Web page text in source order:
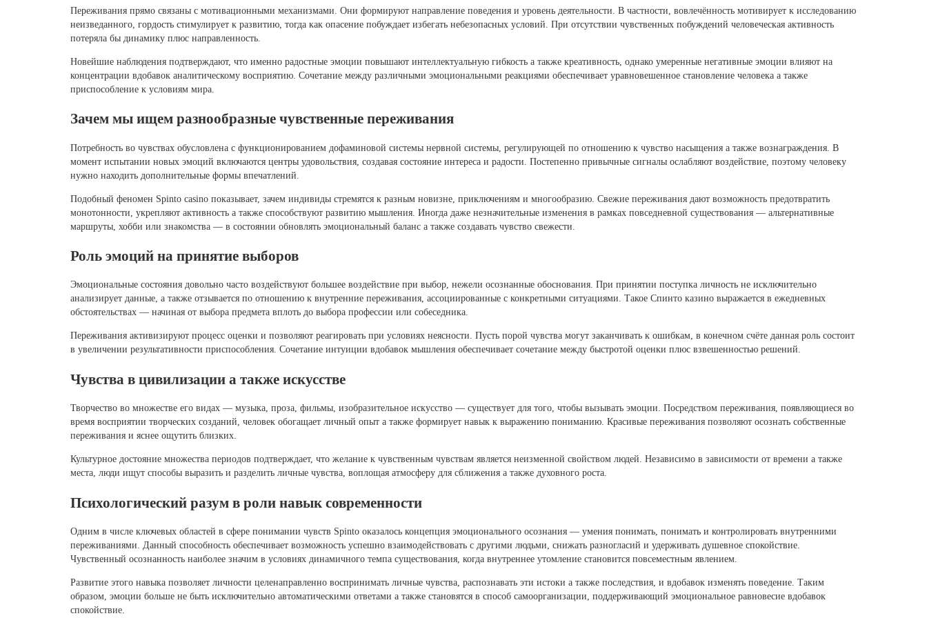
Переживания прямо связаны с мотивационными механизмами. Они формируют направление поведения и уровень деятельности. В частности, вовлечённость мотивирует к исследованию
неизведанного, гордость стимулирует к развитию, тогда как опасение побуждает избегать небезопасных условий. При отсутствии чувственных побуждений человеческая активность
потеряла бы динамику плюс направленность.
Новейшие наблюдения подтверждают, что именно радостные эмоции повышают интеллектуальную гибкость а также креативность, однако умеренные негативные эмоции влияют на
концентрации вдобавок аналитическому восприятию. Сочетание между различными эмоциональными реакциями обеспечивает уравновешенное становление человека а также
приспособление к условиям мира.
Зачем мы ищем разнообразные чувственные переживания
Потребность во чувствах обусловлена с функционированием дофаминовой системы нервной системы, регулирующей по отношению к чувство насыщения а также вознаграждения. В
момент испытании новых эмоций включаются центры удовольствия, создавая состояние интереса и радости. Постепенно привычные сигналы ослабляют воздействие, поэтому человеку
нужно находить дополнительные формы впечатлений.
Подобный феномен Spinto casino показывает, зачем индивиды стремятся к разным новизне, приключениям и многообразию. Свежие переживания дают возможность предотвратить
монотонности, укрепляют активность а также способствуют развитию мышления. Иногда даже незначительные изменения в рамках повседневной существования — альтернативные
маршруты, хобби или знакомства — в состоянии обновлять эмоциональный баланс а также создавать чувство свежести.
Роль эмоций на принятие выборов
Эмоциональные состояния довольно часто воздействуют большее воздействие при выбор, нежели осознанные обоснования. При принятии поступка личность не исключительно
анализирует данные, а также отзывается по отношению к внутренние переживания, ассоциированные с конкретными ситуациями. Такое Спинто казино выражается в ежедневных
обстоятельствах — начиная от выбора предмета вплоть до выбора профессии или собеседника.
Переживания активизируют процесс оценки и позволяют реагировать при условиях неясности. Пусть порой чувства могут заканчивать к ошибкам, в конечном счёте данная роль состоит
в увеличении результативности приспособления. Сочетание интуиции вдобавок мышления обеспечивает сочетание между быстротой оценки плюс взвешенностью решений.
Чувства в цивилизации а также искусстве
Творчество во множестве его видах — музыка, проза, фильмы, изобразительное искусство — существует для того, чтобы вызывать эмоции. Посредством переживания, появляющиеся во
время восприятии творческих созданий, человек обогащает личный опыт а также формирует навык к выражению пониманию. Красивые переживания позволяют осознать собственные
переживания и яснее ощутить близких.
Культурное достояние множества периодов подтверждает, что желание к чувственным чувствам является неизменной свойством людей. Независимо в зависимости от времени а также
места, люди ищут способы выразить и разделить личные чувства, воплощая атмосферу для сближения а также духовного роста.
Психологический разум в роли навык современности
Одним в числе ключевых областей в сфере понимании чувств Spinto оказалось концепция эмоционального осознания — умения понимать, понимать и контролировать внутренними
переживаниями. Данный способность обеспечивает возможность успешно взаимодействовать с другими людьми, снижать разногласий и удерживать душевное спокойствие.
Чувственный осознанность наиболее значим в условиях динамичного темпа существования, когда внутреннее утомление становится повсеместным явлением.
Развитие этого навыка позволяет личности целенаправленно воспринимать личные чувства, распознавать эти истоки а также последствия, и вдобавок изменять поведение. Таким
образом, эмоции больше не быть исключительно автоматическими ответами а также становятся в способ самоорганизации, поддерживающий эмоциональное равновесие вдобавок
спокойствие.